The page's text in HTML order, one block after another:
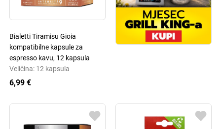
Bialetti Tiramisu Gioia
kompatibilne kapsule za
espresso kavu, 12 kapsula
Veličina: 12 kapsula
6,99 €